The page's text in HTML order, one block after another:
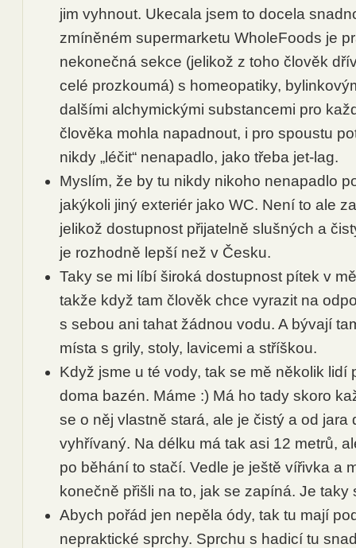
jim vyhnout. Ukecala jsem to docela
zmíněném supermarketu WholeFoods je
nekonečná sekce (jelikož z toho člověk
celé prozkoumá) s homeopatiky,
dalšími alchymickými substancemi pro
člověka mohla napadnout, i pro spoustu
nikdy „léčit“ nenapadlo, jako třeba jet-lag.
Myslím, že by tu nikdy nikoho nenapadlo
jakýkoli jiný exteriér jako WC. Není to ale
jelikož dostupnost přijatelně slušných a
je rozhodně lepší než v Česku.
Taky se mi líbí široká dostupnost pítek v
takže když tam člověk chce vyrazit na
s sebou ani tahat žádnou vodu. A bývají
místa s grily, stoly, lavicemi a stříškou.
Když jsme u té vody, tak se mě několik lidí
doma bazén. Máme :) Má ho tady skoro
se o něj vlastně stará, ale je čistý a od jara
vyhřívaný. Na délku má tak asi 12 metrů,
po běhání to stačí. Vedle je ještě vířivka a
konečně přišli na to, jak se zapíná. Je taky
Abych pořád jen nepěla ódy, tak tu mají
nepraktické sprchy. Sprchu s hadicí tu